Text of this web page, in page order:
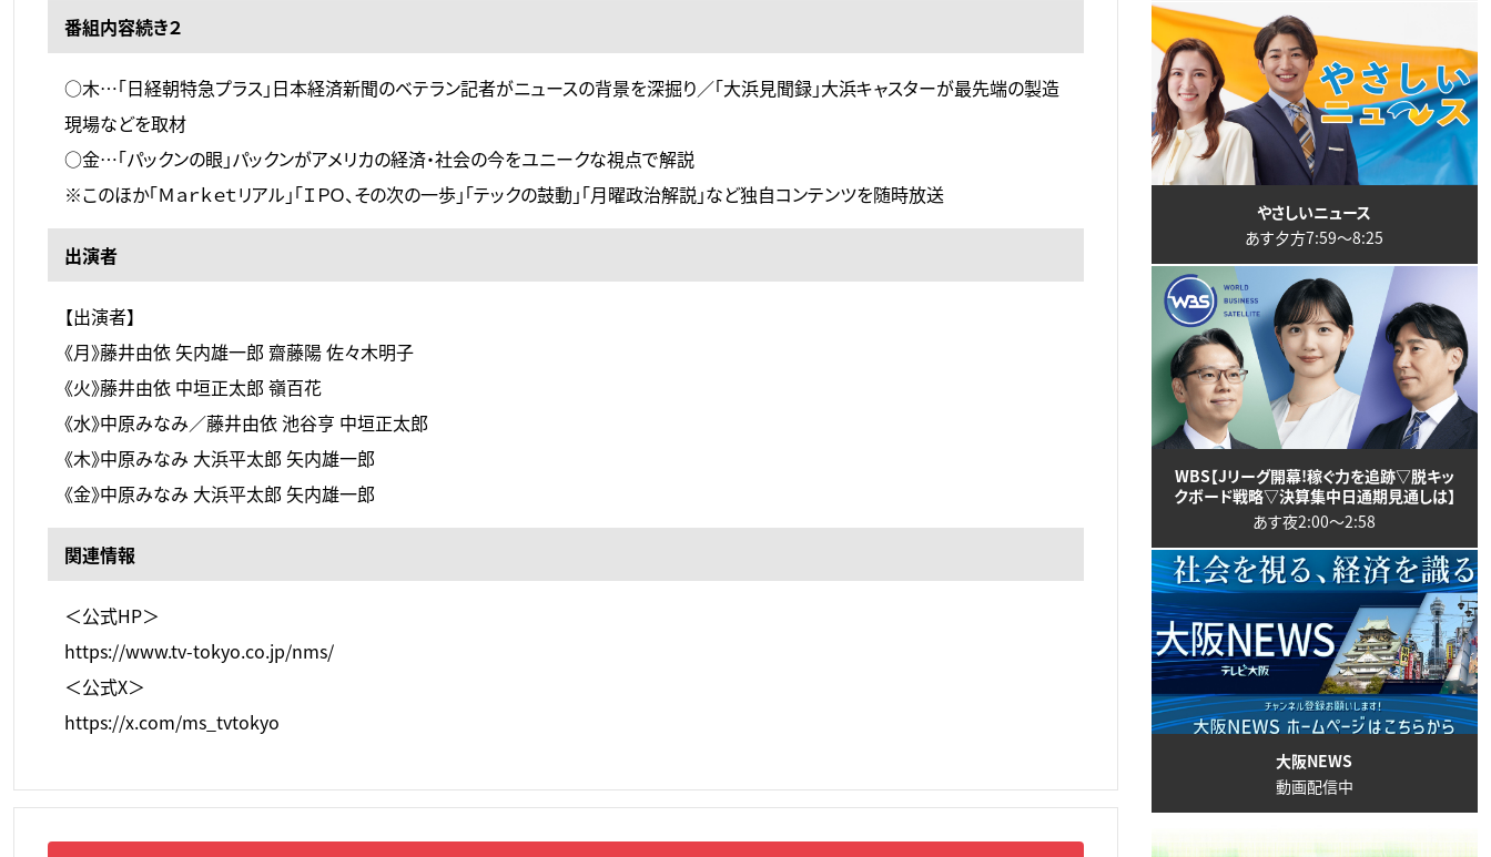
番組内容続き２
○木…「日経朝特急プラス」日本経済新聞のベテラン記者がニュースの背景を深掘り／「大浜見聞録」大浜キャスターが最先端の製造
現場などを取材
○金…「パックンの眼」パックンがアメリカの経済・社会の今をユニークな視点で解説
※このほか「Ｍａｒｋｅｔリアル」「ＩＰＯ、その次の一歩」「テックの鼓動」「月曜政治解説」など独自コンテンツを随時放送
出演者
【出演者】
《月》藤井由依 矢内雄一郎 齋藤陽 佐々木明子
《火》藤井由依 中垣正太郎 嶺百花
《水》中原みなみ／藤井由依 池谷亨 中垣正太郎
《木》中原みなみ 大浜平太郎 矢内雄一郎
《金》中原みなみ 大浜平太郎 矢内雄一郎
関連情報
＜公式HP＞
https://www.tv-tokyo.co.jp/nms/
＜公式X＞
https://x.com/ms_tvtokyo
やさしいニュース
あす夕方7:59〜8:25
WBS【Jリーグ開幕!稼ぐ力を追跡▽脱キッ
クボード戦略▽決算集中日通期見通しは】
あす夜2:00〜2:58
大阪NEWS
動画配信中